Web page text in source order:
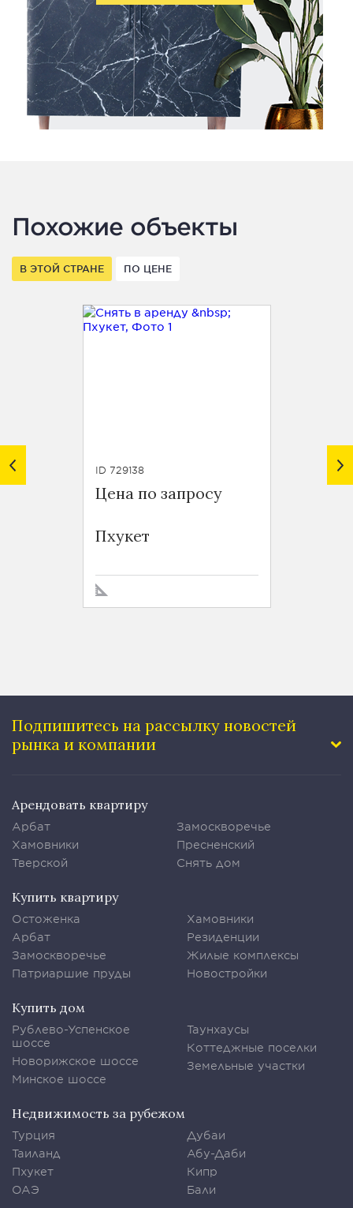
Похожие объекты
В ЭТОЙ СТРАНЕ ПО ЦЕНЕ
ID 729138
Цена по запросу
Пхукет
ID
Подпишитесь на рассылку новостей
рынка и компании
Арендовать квартиру
Арбат
Хамовники
Тверской
Замоскворечье
Пресненский
Снять дом
Купить квартиру
Остоженка
Арбат
Замоскворечье
Патриаршие пруды
Хамовники
Резиденции
Жилые комплексы
Новостройки
Купить дом
Рублево-Успенское
шоссе
Новорижское шоссе
Минское шоссе
Таунхаусы
Коттеджные поселки
Земельные участки
Недвижимость за рубежом
Турция
Таиланд
Пхукет
ОАЭ
Дубаи
Абу-Даби
Кипр
Бали